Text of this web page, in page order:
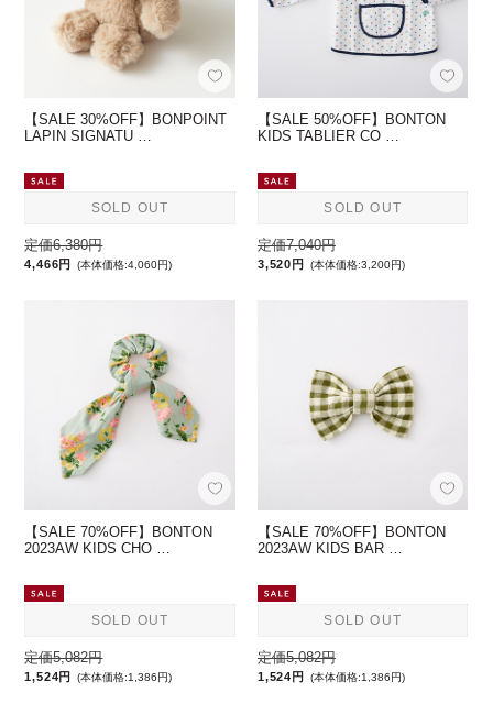
【SALE 30%OFF】BONPOINT
LAPIN SIGNATU …
SOLD OUT
定価6,380円
4,466円 (本体価格:4,060円)
【SALE 50%OFF】BONTON
KIDS TABLIER CO …
SOLD OUT
定価7,040円
3,520円 (本体価格:3,200円)
【SALE 70%OFF】BONTON
2023AW KIDS CHO …
SOLD OUT
定価5,082円
1,524円 (本体価格:1,386円)
【SALE 70%OFF】BONTON
2023AW KIDS BAR …
SOLD OUT
定価5,082円
1,524円 (本体価格:1,386円)